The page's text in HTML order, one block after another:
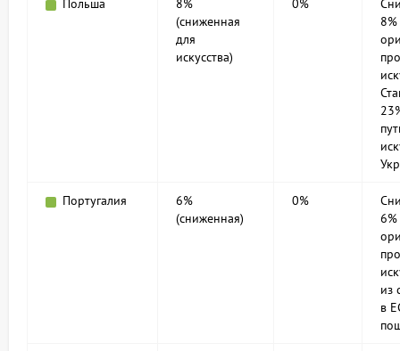
Польша
8%
(сниженная
для
искусства)
0%
Португалия
6%
(сниженная)
0%
из
в